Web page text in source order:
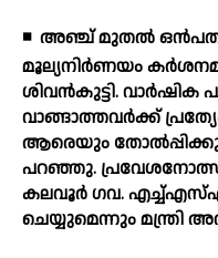
◾ അഞ്ച് മുതല്‍
മൂല്യനിര്‍ണയം
ശിവന്‍കുട്ടി. വാര്‍ഷിക
വാങ്ങാത്തവര്‍ക്ക്
ആരെയും തോല്‍പ്പിക്കുക
പറഞ്ഞു.
കലവൂര്‍ ഗവ.
ചെയ്യുമെന്നും മന്ത്രി